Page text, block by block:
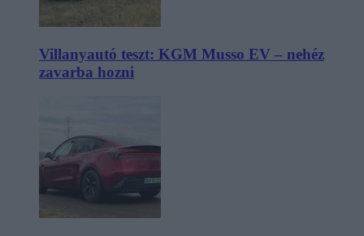
Villanyautó teszt: KGM Musso EV – nehéz
zavarba hozni